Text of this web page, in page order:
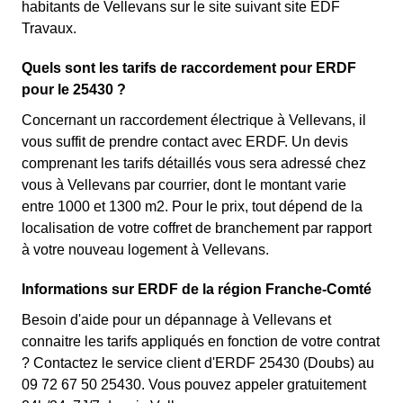
habitants de Vellevans sur le site suivant site EDF
Travaux.
Quels sont les tarifs de raccordement pour ERDF
pour le 25430 ?
Concernant un raccordement électrique à Vellevans, il
vous suffit de prendre contact avec ERDF. Un devis
comprenant les tarifs détaillés vous sera adressé chez
vous à Vellevans par courrier, dont le montant varie
entre 1000 et 1300 m2. Pour le prix, tout dépend de la
localisation de votre coffret de branchement par rapport
à votre nouveau logement à Vellevans.
Informations sur ERDF de la région Franche-Comté
Besoin d'aide pour un dépannage à Vellevans et
connaitre les tarifs appliqués en fonction de votre contrat
? Contactez le service client d'ERDF 25430 (Doubs) au
09 72 67 50 25430. Vous pouvez appeler gratuitement